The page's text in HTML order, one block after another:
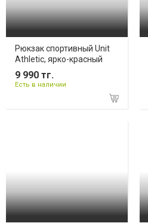
Рюкзак спортивный Unit
Athletic, ярко-красный
9 990 тг.
Есть в наличии